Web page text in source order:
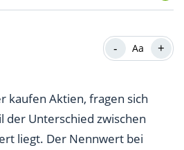
zwischen Nennwert und
- Aa +
kaufen Aktien, fragen sich
der Unterschied zwischen
liegt. Der Nennwert bei